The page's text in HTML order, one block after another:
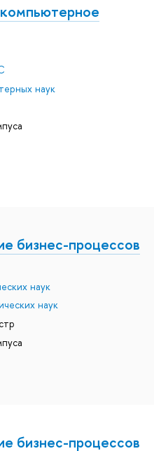
наук
бизнес-процессов
наук
наук
бизнес-процессов